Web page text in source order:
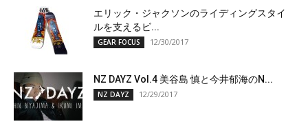
エリック・ジャクソンのライディングスタイ
ルを支えるビ...
GEAR FOCUS 12/30/2017
NZ DAYZ Vol.4 美谷島 慎と今井郁海のN...
NZ DAYZ 12/29/2017